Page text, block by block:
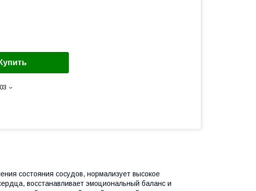
Купить
состояния сосудов, нормализует высокое
восстанавливает эмоциональный баланс и